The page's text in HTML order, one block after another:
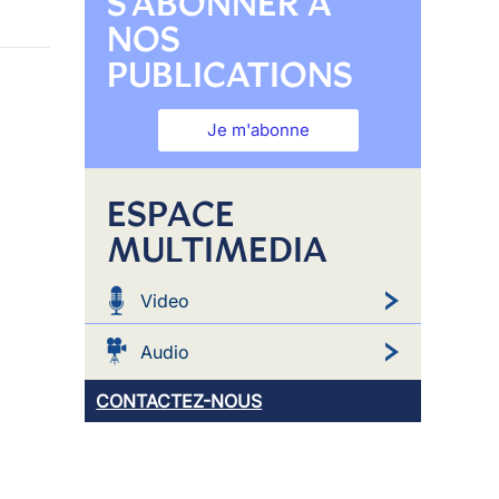
NOS
PUBLICATIONS
Je m'abonne
ESPACE
MULTIMEDIA
Video
Audio
CONTACTEZ-NOUS